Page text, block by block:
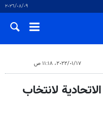
٠٩‏/٠٨‏/٢٠٢٦
١٧‏/٠١‏/٢٠٢٢، ١١:١٨ ص
لانتخاب